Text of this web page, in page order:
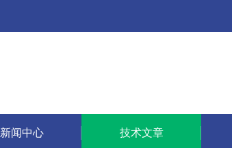
新闻中心 技术文章